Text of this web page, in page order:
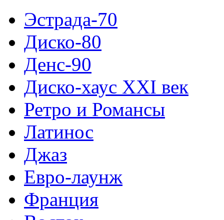
Эстрада-70
Диско-80
Денс-90
Диско-хаус XXI век
Ретро и Романсы
Латинос
Джаз
Евро-лаунж
Франция